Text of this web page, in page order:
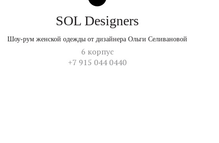
SOL Designers
Шоу-рум женской одежды от дизайнера Ольги Селивановой
6 корпус
+7 915 044 0440